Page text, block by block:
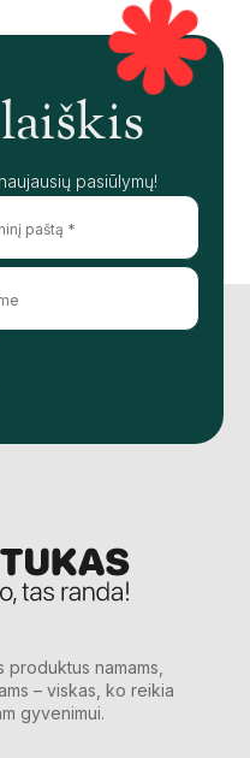
pasiūlymų!
produktus namams,
– viskas, ko reikia
gyvenimui.